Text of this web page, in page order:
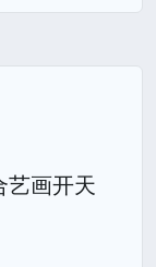
艺画开天